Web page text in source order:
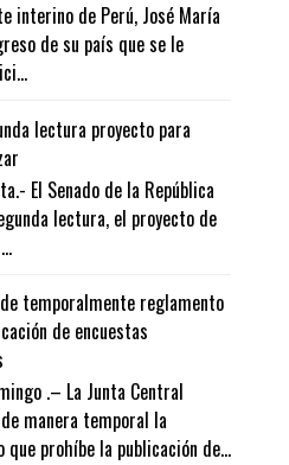
interino de Perú, José María
de su país que se le
lectura proyecto para
El Senado de la República
lectura, el proyecto de
temporalmente reglamento
de encuestas
.– La Junta Central
manera temporal la
prohíbe la publicación de...